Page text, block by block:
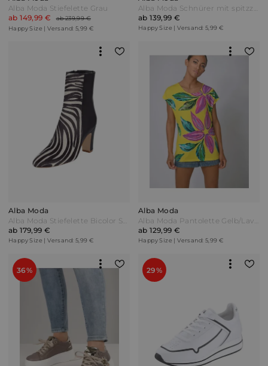
Alba Moda Stiefelette Grau
ab 149,99 €
ab 239,99 €
Happy Size | Versand: 5,99 €
Alba Moda Schnürer mit spitzzulaufender Vorderkappe Schwarz/Weiß
ab 139,99 €
Happy Size | Versand: 5,99 €
Alba Moda
Alba Moda Stiefelette Bicolor Schwarz/Weiß
ab 179,99 €
Happy Size | Versand: 5,99 €
Alba Moda
Alba Moda Pantolette Gelb/Lavendel
ab 129,99 €
Happy Size | Versand: 5,99 €
36% 29%